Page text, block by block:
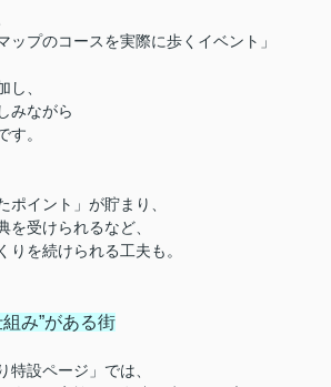
ップのコースを実際に歩くイベント」
し、
みながら
す。
ポイント」が貯まり、
を受けられるなど、
りを続けられる工夫も。
み”がある街
特設ページ 」では、